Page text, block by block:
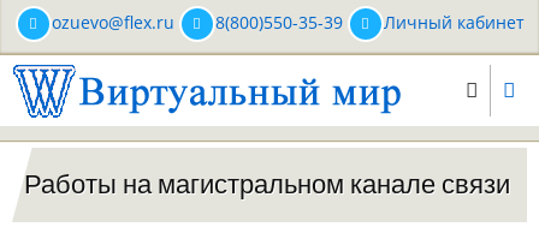
Перейти
основному
содержанию
ozuevo@flex.ru 8(800)550-35-39 Личный кабинет
Работы на магистральном канале связи